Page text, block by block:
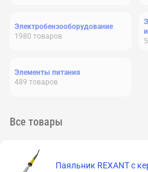
Электробензооборудование
1980 товаров
Элементы питания
489 товаров
Все товары
Паяльник REXANT с